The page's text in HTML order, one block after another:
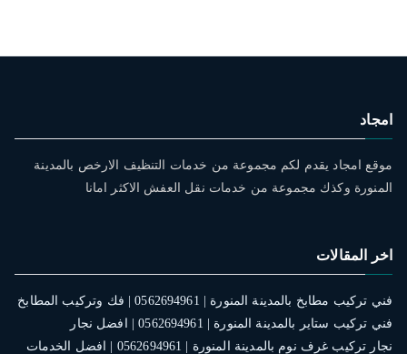
امجاد
موقع امجاد يقدم لكم مجموعة من خدمات التنظيف الارخص بالمدينة
المنورة وكذك مجموعة من خدمات نقل العفش الاكثر امانا
اخر المقالات
فني تركيب مطابخ بالمدينة المنورة | 0562694961 | فك وتركيب المطابخ
فني تركيب ستاير بالمدينة المنورة | 0562694961 | افضل نجار
نجار تركيب غرف نوم بالمدينة المنورة | 0562694961 | افضل الخدمات